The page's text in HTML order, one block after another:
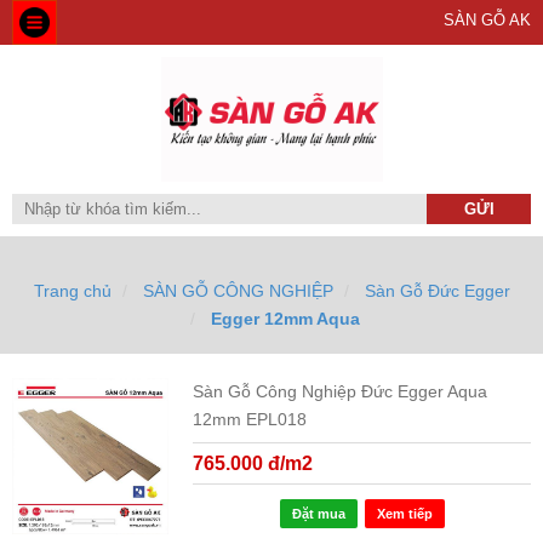
SÀN GỖ AK
Trang chủ SÀN GỖ CÔNG NGHIỆP
Sàn Gỗ Đức Egger
Egger 12mm Aqua
Sàn Gỗ Công Nghiệp Đức Egger Aqua
12mm EPL018
765.000 đ/m2
Đặt mua Xem tiếp